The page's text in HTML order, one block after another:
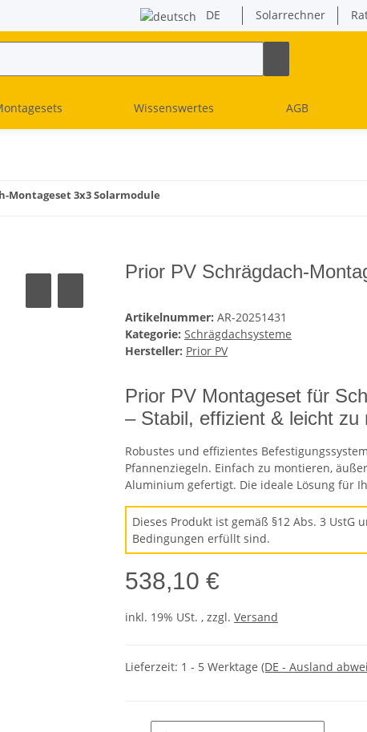
DE Solarrechner
Wissenswertes AGB
Montageset 3x3 Solarmodule
Prior PV Schrägdach-
Artikelnummer: AR-20251431
Kategorie: Schrägdachsysteme
Hersteller: Prior PV
Prior PV Montageset für
– Stabil, effizient & leicht zu
Robustes und effizientes
Pfannenziegeln. Einfach zu montieren,
Aluminium gefertigt. Die ideale Lösung für
Dieses Produkt ist gemäß §12 Abs. 3 UstG
Bedingungen erfüllt sind.
538,10 €
inkl. 19% USt. , zzgl. Versand
Lieferzeit: 1 - 5 Werktage (DE - Ausland